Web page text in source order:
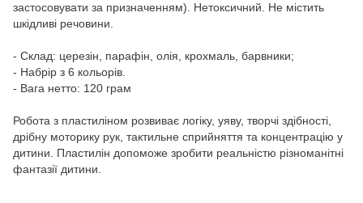
застосовувати за призначенням). Нетоксичний. Не містить
шкідливі речовини.
- Склад: церезін, парафін, олія, крохмаль, барвники;
- Набрір з 6 кольорів.
- Вага нетто: 120 грам
Робота з пластиліном розвиває логіку, уяву, творчі здібності,
дрібну моторику рук, тактильне сприйняття та концентрацію у
дитини. Пластилін допоможе зробити реальністю різноманітні
фантазії дитини.